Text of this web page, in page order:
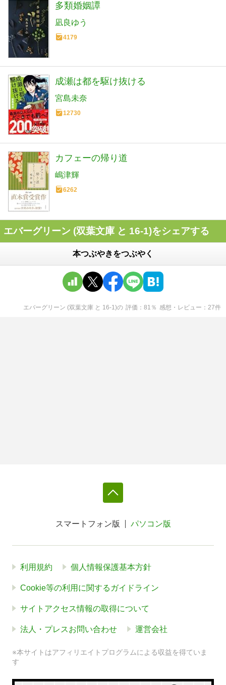
多類婚姻譚
凪良ゆう
4179
成瀬は都を駆け抜ける
宮島未奈
12730
カフェーの帰り道
嶋津輝
6262
エバーグリーン (双葉文庫 と 16-1)をシェアする
本つぶやきをつぶやく
エバーグリーン (双葉文庫 と 16-1)の 評価 81 ％ 感想・レビュー 27件
スマートフォン版 パソコン版
利用規約 個人情報保護基本方針
Cookie等の利用に関するガイドライン
サイトアクセス情報の取得について
法人・プレスお問い合わせ 運営会社
※本サイトはアフィリエイトプログラムによる収益を得ていま
す